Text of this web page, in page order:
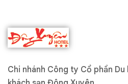
Chi nhánh Công ty Cổ phần Du